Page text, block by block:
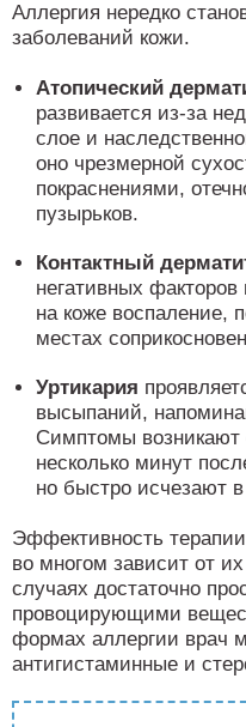
Аллергия нередко
заболеваний кожи.
Атопический
развивается из-за
слое и
оно чрезмерной
покраснениями,
пузырьков.
Контактный
негативных
на коже воспаление,
местах
Уртикария
высыпаний,
Симптомы возникают
несколько минут
но быстро исчезают
Эффективность
во многом зависит от
случаях достаточно
провоцирующими
формах аллергии врач
антигистаминные и